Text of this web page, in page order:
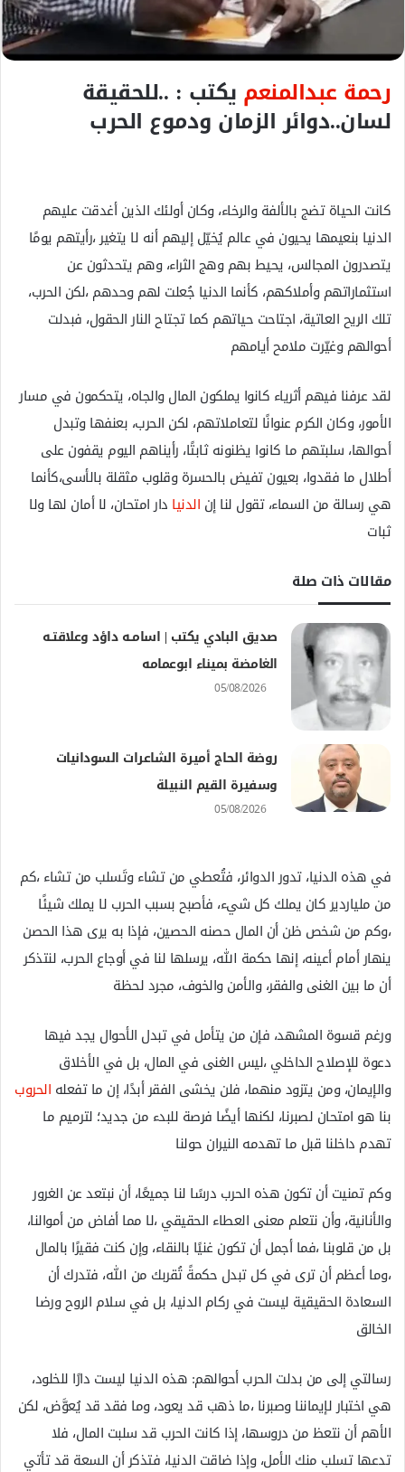
رحمة عبدالمنعم يكتب : ..للحقيقة
لسان..دوائر الزمان ودموع الحرب
كانت الحياة تضج بالألفة والرخاء، وكان أولئك الذين أغدقت عليهم
الدنيا بنعيمها يحيون في عالم يُخيّل إليهم أنه لا يتغير ،رأيتهم يومًا
يتصدرون المجالس، يحيط بهم وهج الثراء، وهم يتحدثون عن
استثماراتهم وأملاكهم، كأنما الدنيا جُعلت لهم وحدهم ،لكن الحرب،
تلك الريح العاتية، اجتاحت حياتهم كما تجتاح النار الحقول، فبدلت
أحوالهم وغيّرت ملامح أيامهم
لقد عرفنا فيهم أثرياء كانوا يملكون المال والجاه، يتحكمون في مسار
الأمور، وكان الكرم عنوانًا لتعاملاتهم، لكن الحرب، بعنفها وتبدل
أحوالها، سلبتهم ما كانوا يظنونه ثابتًا، رأيناهم اليوم يقفون على
أطلال ما فقدوا، بعيون تفيض بالحسرة وقلوب مثقلة بالأسى،كأنما
هي رسالة من السماء، تقول لنا إن الدنيا دار امتحان، لا أمان لها ولا
ثبات
مقالات ذات صلة
صديق البادي يكتب | اسامــه داؤد وعلاقتــه
الغامضة بميناء ابوعمامه
05/08/2026
روضة الحاج أميرة الشاعرات السودانيات
وسفيرة القيم النبيلة
05/08/2026
في هذه الدنيا، تدور الدوائر، فتُعطي من تشاء وتَسلب من تشاء ،كم
من ملياردير كان يملك كل شيء، فأصبح بسبب الحرب لا يملك شيئًا
،وكم من شخص ظن أن المال حصنه الحصين، فإذا به يرى هذا الحصن
ينهار أمام أعينه، إنها حكمة الله، يرسلها لنا في أوجاع الحرب، لنتذكر
أن ما بين الغنى والفقر، والأمن والخوف، مجرد لحظة
ورغم قسوة المشهد، فإن من يتأمل في تبدل الأحوال يجد فيها
دعوة للإصلاح الداخلي ،ليس الغنى في المال، بل في الأخلاق
والإيمان، ومن يتزود منهما، فلن يخشى الفقر أبدًا، إن ما تفعله الحروب
بنا هو امتحان لصبرنا، لكنها أيضًا فرصة للبدء من جديد؛ لترميم ما
تهدم داخلنا قبل ما تهدمه النيران حولنا
وكم تمنيت أن تكون هذه الحرب درسًا لنا جميعًا، أن نبتعد عن الغرور
والأنانية، وأن نتعلم معنى العطاء الحقيقي ،لا مما أفاض من أموالنا،
بل من قلوبنا ،فما أجمل أن تكون غنيًا بالنقاء، وإن كنت فقيرًا بالمال
،وما أعظم أن ترى في كل تبدل حكمةً تُقربك من الله، فتدرك أن
السعادة الحقيقية ليست في ركام الدنيا، بل في سلام الروح ورضا
الخالق
رسالتي إلى من بدلت الحرب أحوالهم: هذه الدنيا ليست دارًا للخلود،
هي اختبار لإيماننا وصبرنا ،ما ذهب قد يعود، وما فقد قد يُعوَّض، لكن
الأهم أن نتعظ من دروسها، إذا كانت الحرب قد سلبت المال، فلا
تدعها تسلب منك الأمل، وإذا ضاقت الدنيا، فتذكر أن السعة قد تأتي